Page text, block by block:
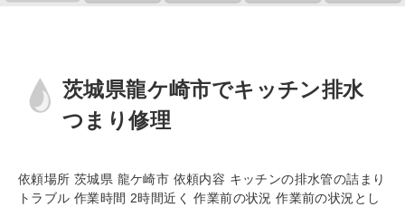
茨城県龍ケ崎市でキッチン排水
つまり修理
依頼場所 茨城県 龍ケ崎市 依頼内容 キッチンの排水管の詰まり
トラブル 作業時間 2時間近く 作業前の状況 作業前の状況とし